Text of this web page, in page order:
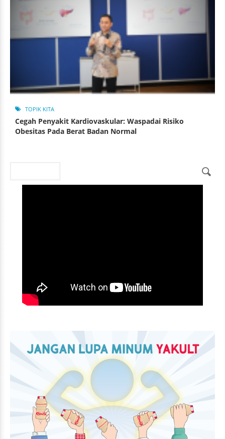
TOPIK KITA
Cegah Penyakit Kardiovaskular: Waspadai Risiko
Obesitas Pada Berat Badan Normal